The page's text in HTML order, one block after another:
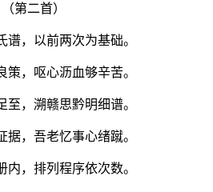
（第二首）
谱，以前两次为基础。
策，呕心沥血够辛苦。
至，溯赣思黔明细谱。
据，吾老忆事心绪蹴。
内，排列程序依次数。